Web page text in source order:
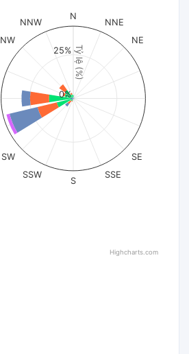
Tỷ lệ (%)
N
NNE
NE
SE
SSE
S
SSW
SW
NW
NNW
0%
25%
Highcharts.com